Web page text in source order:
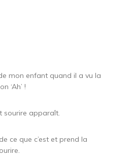
mon enfant quand il a vu la
‘Ah’ !
sourire apparaît.
ce que c’est et prend la